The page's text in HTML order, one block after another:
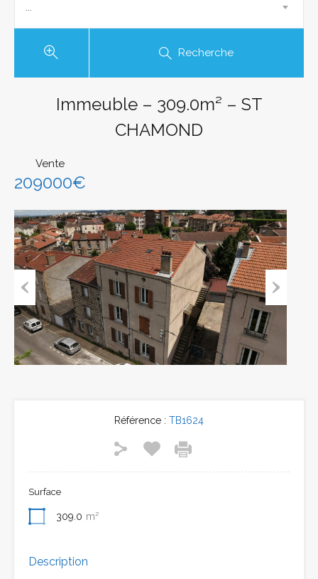
...
Recherche
Immeuble – 309.0m² – ST
CHAMOND
Vente
209000€
Previous Next
Référence : TB1624
Surface
309.0 m²
Description